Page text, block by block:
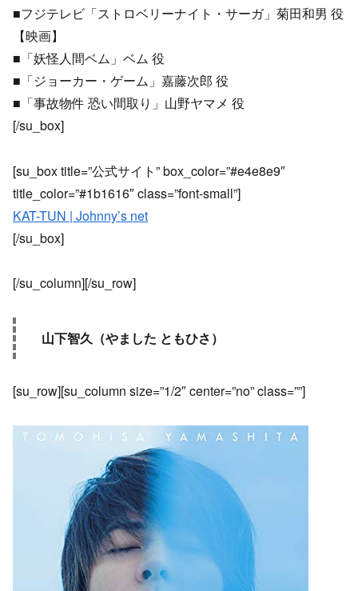
■フジテレビ「ストロベリーナイト・サーガ」菊田和男 役
【映画】
■「妖怪人間ベム」ベム 役
■「ジョーカー・ゲーム」嘉藤次郎 役
■「事故物件 恐い間取り」山野ヤマメ 役
[/su_box]
[su_box title=”公式サイト” box_color=”#e4e8e9″
title_color=”#1b1616″ class=”font-small”]
KAT-TUN | Johnny’s net
[/su_box]
[/su_column][/su_row]
山下智久（やました ともひさ）
[su_row][su_column size=”1/2″ center=”no” class=””]